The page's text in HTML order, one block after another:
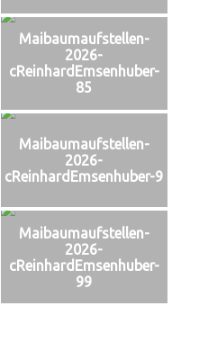
Maibaumaufstellen-
2026-
cReinhardEmsenhuber-
85
Maibaumaufstellen-
2026-
cReinhardEmsenhuber-9
Maibaumaufstellen-
2026-
cReinhardEmsenhuber-
99